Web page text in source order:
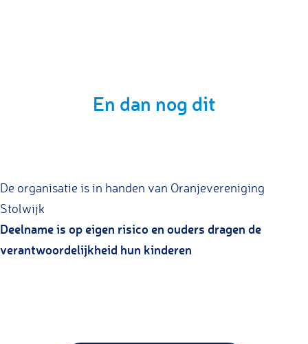
En dan nog dit
De organisatie is in handen van Oranjevereniging
Stolwijk
Deelname is op eigen risico en ouders dragen de
verantwoordelijkheid hun kinderen